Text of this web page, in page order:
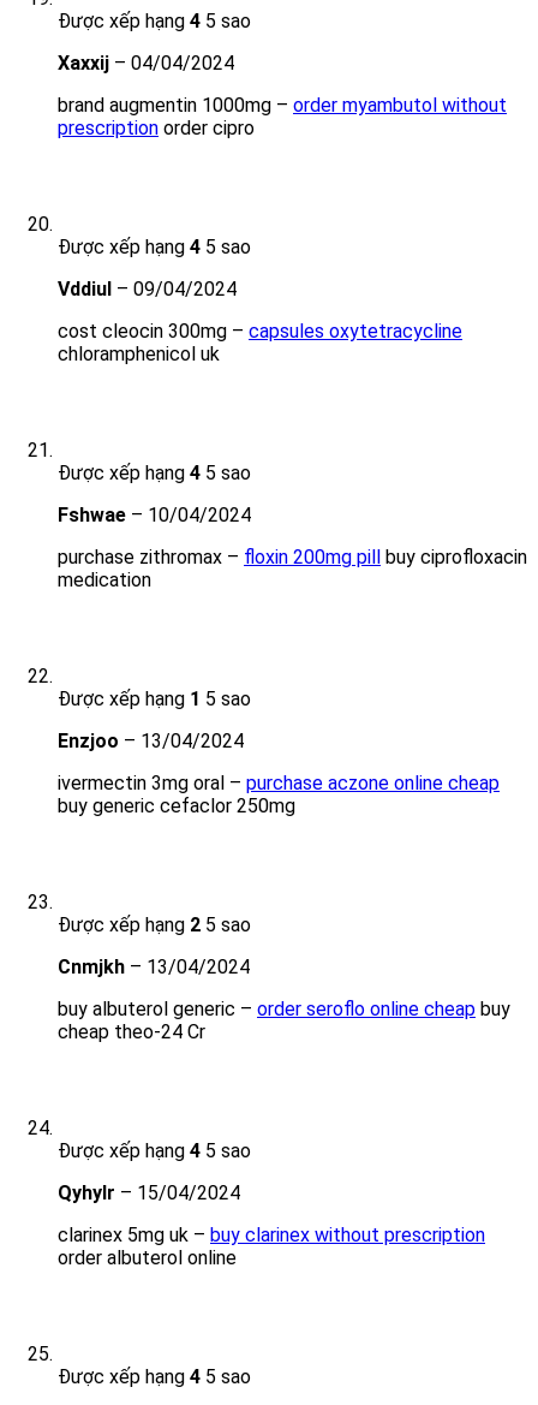
Được xếp hạng 4 5 sao
Xaxxij – 04/04/2024
brand augmentin 1000mg – order myambutol without
prescription order cipro
Được xếp hạng 4 5 sao
Vddiul – 09/04/2024
cost cleocin 300mg – capsules oxytetracycline
chloramphenicol uk
Được xếp hạng 4 5 sao
Fshwae – 10/04/2024
purchase zithromax – floxin 200mg pill buy ciprofloxacin
medication
Được xếp hạng 1 5 sao
Enzjoo – 13/04/2024
ivermectin 3mg oral – purchase aczone online cheap
buy generic cefaclor 250mg
Được xếp hạng 2 5 sao
Cnmjkh – 13/04/2024
buy albuterol generic – order seroflo online cheap buy
cheap theo-24 Cr
Được xếp hạng 4 5 sao
Qyhylr – 15/04/2024
clarinex 5mg uk – buy clarinex without prescription
order albuterol online
Được xếp hạng 4 5 sao